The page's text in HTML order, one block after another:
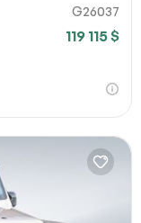
G26037
119 115 $